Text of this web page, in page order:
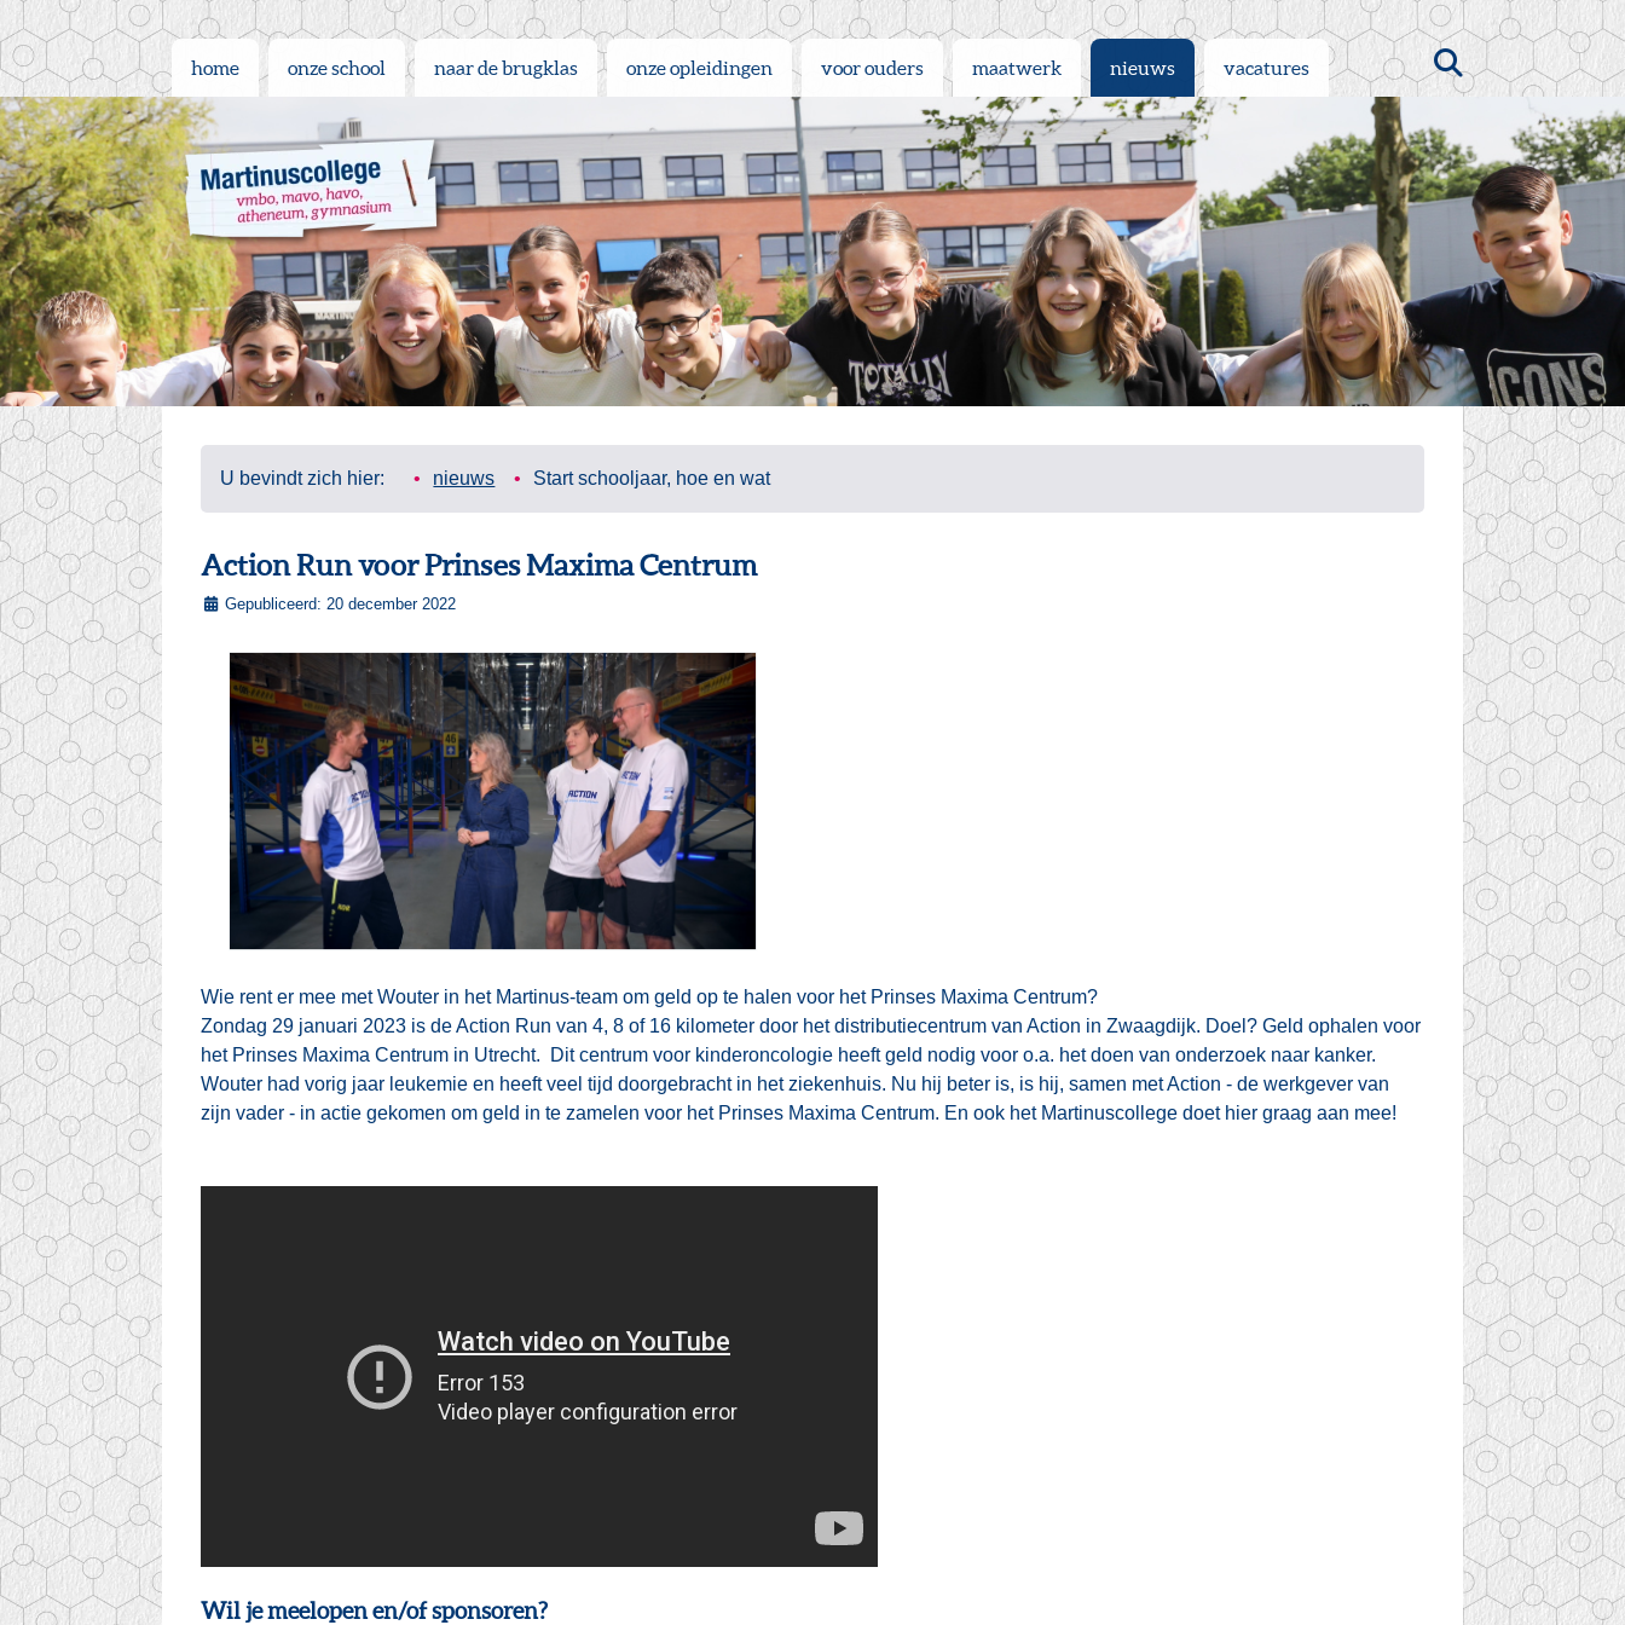
home onze school naar de brugklas onze opleidingen voor ouders maatwerk nieuws vacatures Zoeken
U bevindt zich hier: nieuws Start schooljaar, hoe en wat
Action Run voor Prinses Maxima Centrum
Gepubliceerd: 20 december 2022
Wie rent er mee met Wouter in het Martinus-team om geld op te halen voor het Prinses Maxima Centrum?
Zondag 29 januari 2023 is de Action Run van 4, 8 of 16 kilometer door het distributiecentrum van Action in Zwaagdijk. Doel? Geld ophalen voor
het Prinses Maxima Centrum in Utrecht. Dit centrum voor kinderoncologie heeft geld nodig voor o.a. het doen van onderzoek naar kanker.
Wouter had vorig jaar leukemie en heeft veel tijd doorgebracht in het ziekenhuis. Nu hij beter is, is hij, samen met Action - de werkgever van
zijn vader - in actie gekomen om geld in te zamelen voor het Prinses Maxima Centrum. En ook het Martinuscollege doet hier graag aan mee!
Wil je meelopen en/of sponsoren?